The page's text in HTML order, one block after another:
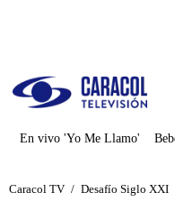
En vivo 'Yo Me Llamo'
Caracol TV / Desafío Siglo XXI